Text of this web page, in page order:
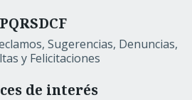
PQRSDCF
Sugerencias, Denuncias,
y Felicitaciones
de interés